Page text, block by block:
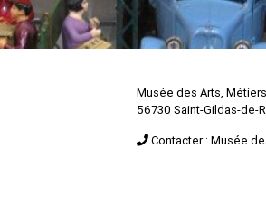
Musée des Arts,
56730 Saint-Gildas-de-
Contacter : Musée